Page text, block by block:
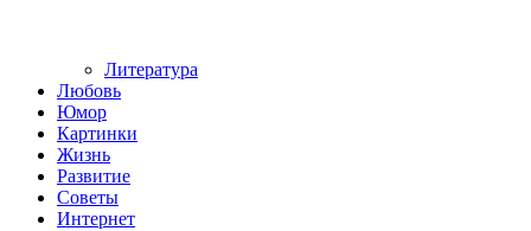
Литература
Любовь
Юмор
Картинки
Жизнь
Развитие
Советы
Интернет